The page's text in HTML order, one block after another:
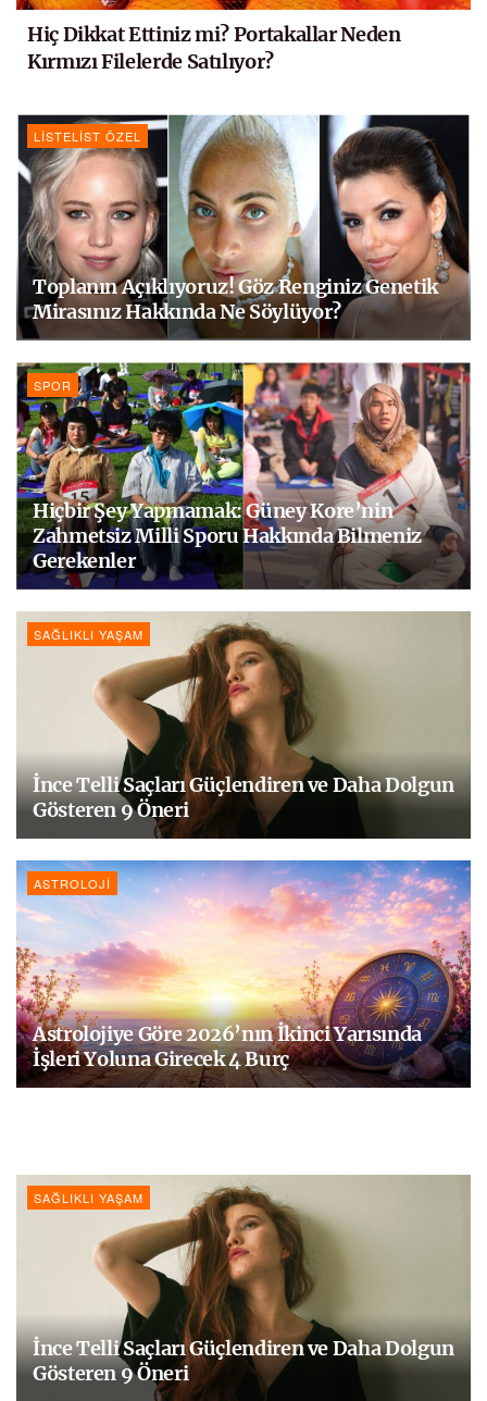
Hiç Dikkat Ettiniz mi? Portakallar Neden
Kırmızı Filelerde Satılıyor?
LISTELIST ÖZEL
Toplanın Açıklıyoruz! Göz Renginiz Genetik
Mirasınız Hakkında Ne Söylüyor?
SPOR
Hiçbir Şey Yapmamak: Güney Kore’nin
Zahmetsiz Milli Sporu Hakkında Bilmeniz
Gerekenler
SAĞLIKLI YAŞAM
İnce Telli Saçları Güçlendiren ve Daha Dolgun
Gösteren 9 Öneri
ASTROLOJI
Astrolojiye Göre 2026’nın İkinci Yarısında
İşleri Yoluna Girecek 4 Burç
SAĞLIKLI YAŞAM
İnce Telli Saçları Güçlendiren ve Daha Dolgun
Gösteren 9 Öneri